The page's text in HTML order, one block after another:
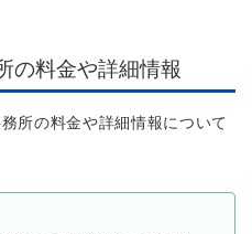
の料金や詳細情報
所の料金や詳細情報について